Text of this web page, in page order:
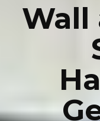
Wall